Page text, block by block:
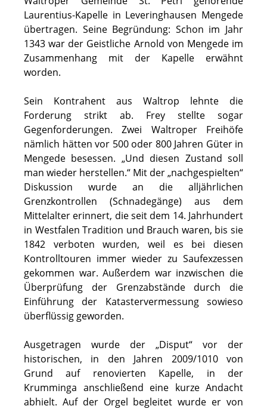
Laurentius-Kapelle in Leveringhausen Mengede
übertragen. Seine Begründung: Schon im Jahr
1343 war der Geistliche Arnold von Mengede im
Zusammenhang mit der Kapelle erwähnt
worden.
Sein Kontrahent aus Waltrop lehnte die
Forderung strikt ab. Frey stellte sogar
Gegenforderungen. Zwei Waltroper Freihöfe
nämlich hätten vor 500 oder 800 Jahren Güter in
Mengede besessen. „Und diesen Zustand soll
man wieder herstellen.“ Mit der „nachgespielten“
Diskussion wurde an die alljährlichen
Grenzkontrollen (Schnadegänge) aus dem
Mittelalter erinnert, die seit dem 14. Jahrhundert
in Westfalen Tradition und Brauch waren, bis sie
1842 verboten wurden, weil es bei diesen
Kontrolltouren immer wieder zu Saufexzessen
gekommen war. Außerdem war inzwischen die
Überprüfung der Grenzabstände durch die
Einführung der Katastervermessung sowieso
überflüssig geworden.
Ausgetragen wurde der „Disput“ vor der
historischen, in den Jahren 2009/1010 von
Grund auf renovierten Kapelle, in der
Krumminga anschließend eine kurze Andacht
abhielt. Auf der Orgel begleitet wurde er von